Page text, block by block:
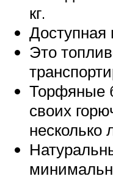
кг.
Доступная
Это
Торфяные
своих
несколько